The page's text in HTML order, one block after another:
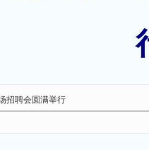
招聘会圆满举行